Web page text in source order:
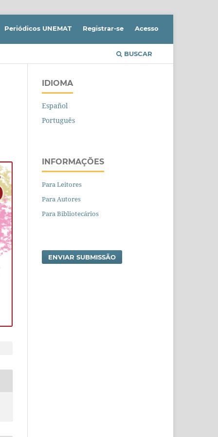
BUSCAR
Periódicos UNEMAT Registrar-se Acesso
IDIOMA
Español
Português
INFORMAÇÕES
Para Leitores
Para Autores
Para Bibliotecários
ENVIAR SUBMISSÃO